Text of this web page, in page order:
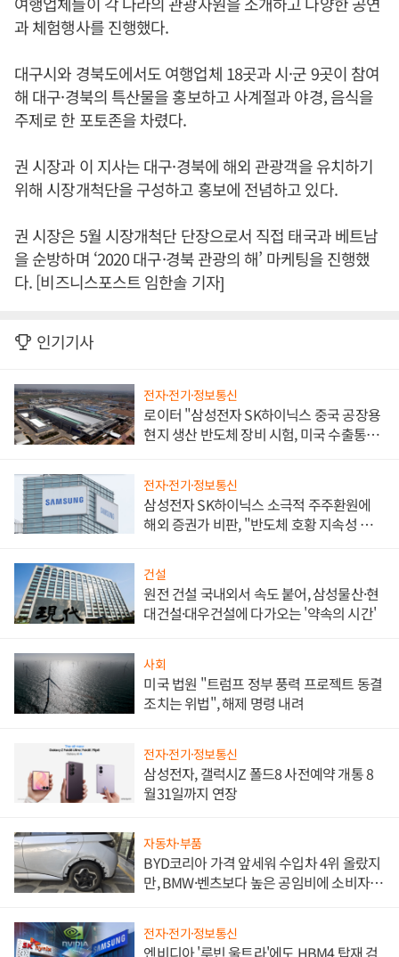
과 체험행사를 진행했다.
대구시와 경북도에서도 여행업체 18곳과 시·군 9곳이 참여
해 대구·경북의 특산물을 홍보하고 사계절과 야경, 음식을
주제로 한 포토존을 차렸다.
권 시장과 이 지사는 대구·경북에 해외 관광객을 유치하기
위해 시장개척단을 구성하고 홍보에 전념하고 있다.
권 시장은 5월 시장개척단 단장으로서 직접 태국과 베트남
을 순방하며 ‘2020 대구·경북 관광의 해’ 마케팅을 진행했
다. [비즈니스포스트 임한솔 기자]
인기기사
전자·전기·정보통신
로이터 "삼성전자 SK하이닉스 중국 공장용
현지 생산 반도체 장비 시험, 미국 수출통제
전자·전기·정보통신
삼성전자 SK하이닉스 소극적 주주환원에
해외 증권가 비판, "반도체 호황 지속성 의
건설
원전 건설 국내외서 속도 붙어, 삼성물산·현
대건설·대우건설에 다가오는 '약속의 시간'
사회
미국 법원 "트럼프 정부 풍력 프로젝트 동결
조치는 위법", 해제 명령 내려
전자·전기·정보통신
삼성전자, 갤럭시Z 폴드8 사전예약 개통 8
월31일까지 연장
자동차·부품
BYD코리아 가격 앞세워 수입차 4위 올랐지
만, BMW·벤츠보다 높은 공임비에 소비자
전자·전기·정보통신
엔비디아 '루빈 울트라'에도 HBM4 탑재 검